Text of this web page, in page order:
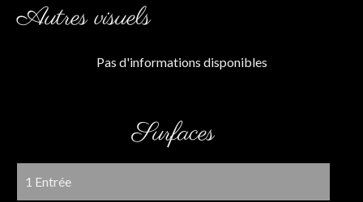
Autres visuels
Pas d'informations disponibles
Surfaces
1 Entrée